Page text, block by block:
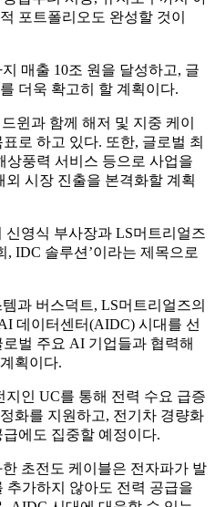
포트폴리오도 완성할 것이
매출 10조 원을 달성하고, 글
더욱 확고히 할 계획이다.
윈과 함께 해저 및 지중 케이
로 하고 있다. 또한, 글로벌 최
상풍력 서비스 등으로 사업을
시장 진출을 본격화할 계획
영식 부사장과 LS머트리얼즈
, IDC 솔루션’이라는 제목으로
과 버스덕트, LS머트리얼즈의
데이터센터(AIDC) 시대를 선
벌 주요 AI 기업들과 협력해
획이다.
인 UC를 통해 전력 수요 급증
화를 지원하고, 전기차 경량화
에도 집중할 예정이다.
초전도 케이블은 전자파가 발
추가하지 않아도 전력 공급을